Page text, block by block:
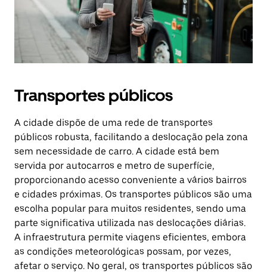
Transportes públicos
A cidade dispõe de uma rede de transportes
públicos robusta, facilitando a deslocação pela zona
sem necessidade de carro. A cidade está bem
servida por autocarros e metro de superfície,
proporcionando acesso conveniente a vários bairros
e cidades próximas. Os transportes públicos são uma
escolha popular para muitos residentes, sendo uma
parte significativa utilizada nas deslocações diárias.
A infraestrutura permite viagens eficientes, embora
as condições meteorológicas possam, por vezes,
afetar o serviço. No geral, os transportes públicos são